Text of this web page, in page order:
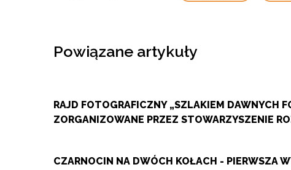
Powiązane artykuły
RAJD FOTOGRAFICZNY „SZLAKIEM DAWNYCH
ZORGANIZOWANE PRZEZ STOWARZYSZENIE
CZARNOCIN NA DWÓCH KOŁACH - PIERWSZA